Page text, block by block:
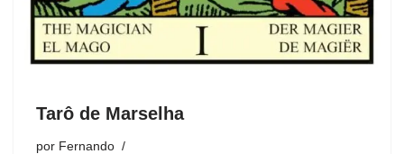
Tarô de Marselha
por Fernando